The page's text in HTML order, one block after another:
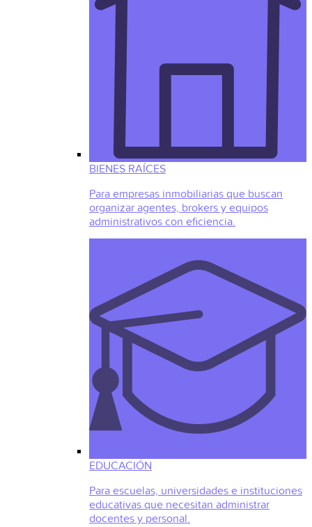
BIENES RAÍCES
Para empresas inmobiliarias que buscan
organizar agentes, brokers y equipos
administrativos con eficiencia.
EDUCACIÓN
Para escuelas, universidades e instituciones
educativas que necesitan administrar
docentes y personal.